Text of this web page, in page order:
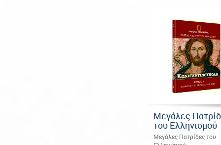
Μεγάλες
του Ελληνισμού
Μεγάλες Πατρίδες του